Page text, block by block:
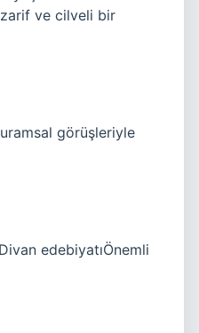
zarif ve cilveli bir
görüşleriyle